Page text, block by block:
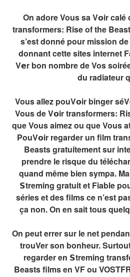
On adore Vous sa V𝗼ir calé
transformers: Rise of the
s’est donné pour mission
donnant cette sites internet
V𝗲r bon nombre de Vos
du radiateur
Vous allez pouV𝗼ir binger
Vous de V𝗼ir transformers:
que Vous aimez ou que Vous
PouV𝗼ir regarder un film
Beasts gratuitement sur
prendre le risque du
quand même bien sympa.
𝗦treming gratuit et Fiable
séries et des films ce n’est
ça non. On en sait tous
On peut errer sur le net
trouVer son bonheur.
regarder en 𝗦treming
Beasts films en VF ou